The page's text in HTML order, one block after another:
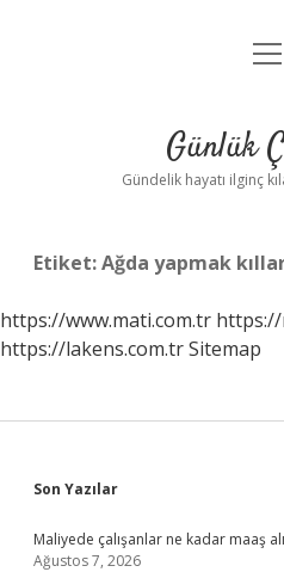
Yasal
Günlük
Gündelik hayatı ilginç
Etiket:Ağda yapmak
https://www.mati.com.tr
https://lakens.com.trSitemap
Sidebar
Son Yazılar
Maliyede çalışanlar ne kadar maaş
Ağustos 7, 2026